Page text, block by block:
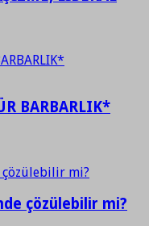
BARBARLIK*
çözülebilir mi?